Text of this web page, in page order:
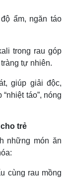
ẩm, ngăn táo
trong rau góp
tự nhiên.
giúp giải độc,
táo”, nóng
trẻ
những món ăn
cùng rau mồng